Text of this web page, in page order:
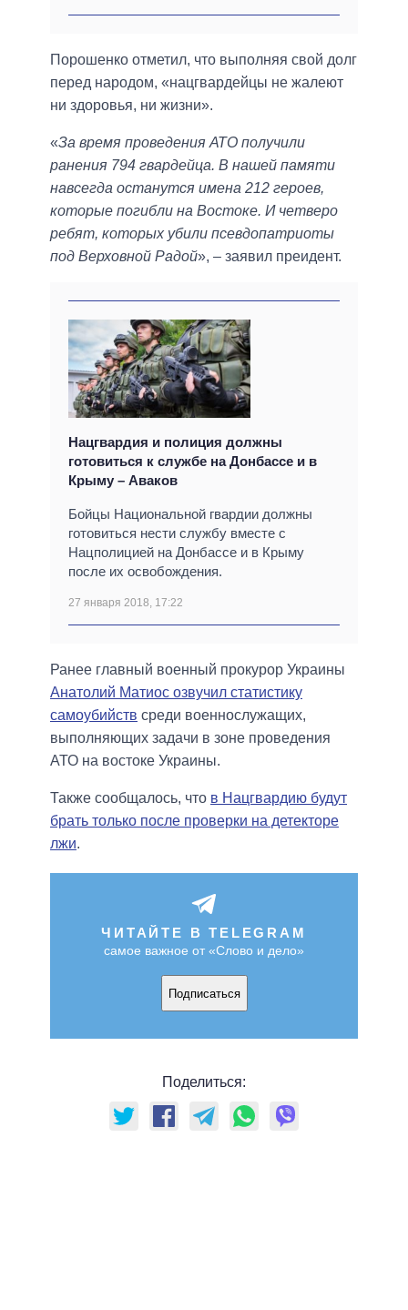
Порошенко отметил, что выполняя свой долг
перед народом, «нацгвардейцы не жалеют
ни здоровья, ни жизни».
«За время проведения АТО получили
ранения 794 гвардейца. В нашей памяти
навсегда останутся имена 212 героев,
которые погибли на Востоке. И четверо
ребят, которых убили псевдопатриоты
под Верховной Радой», – заявил преидент.
Нацгвардия и полиция должны
готовиться к службе на Донбассе и в
Крыму – Аваков
Бойцы Национальной гвардии должны
готовиться нести службу вместе с
Нацполицией на Донбассе и в Крыму
после их освобождения.
27 января 2018, 17:22
Ранее главный военный прокурор Украины
Анатолий Матиос озвучил статистику
самоубийств среди военнослужащих,
выполняющих задачи в зоне проведения
АТО на востоке Украины.
Также сообщалось, что в Нацгвардию будут
брать только после проверки на детекторе
лжи.
ЧИТАЙТЕ В TELEGRAM
самое важное от «Слово и дело»
Подписаться
Поделиться: